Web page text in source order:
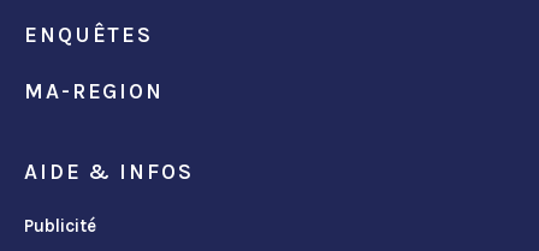
ENQUÊTES
MA-REGION
AIDE & INFOS
Publicité